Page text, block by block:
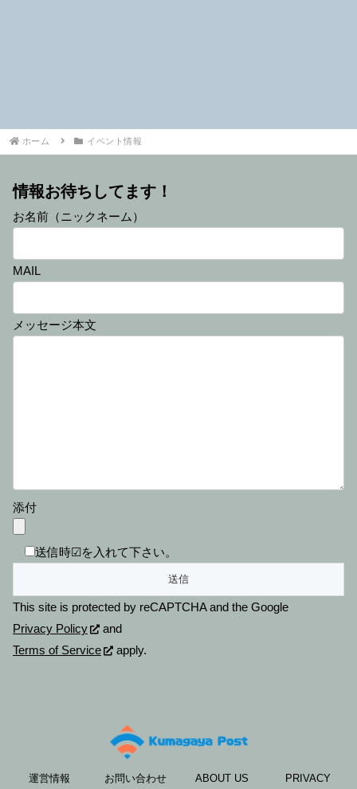
ホーム イベント情報
情報お待ちしてます！
お名前（ニックネーム）
MAIL
メッセージ本文
添付
送信時☑を入れて下さい。
This site is protected by reCAPTCHA and the Google
Privacy Policy
and
Terms of Service
apply.
運営情報 お問い合わせ ABOUT US PRIVACY